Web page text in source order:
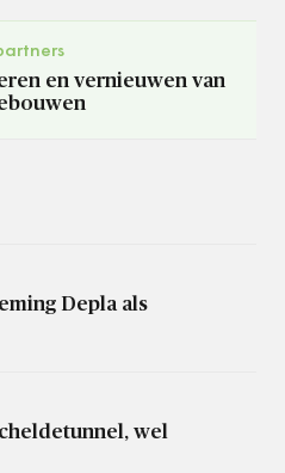
en vernieuwen van
Depla als
wel